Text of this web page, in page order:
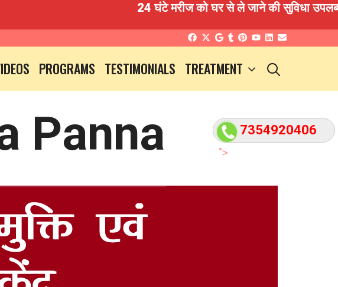
">
7354920406
24 घंटे मरीज को घर से ले जाने की सुविधा उपलब्ध है
PROGRAMS TESTIMONIALS TREATMENT
Panna